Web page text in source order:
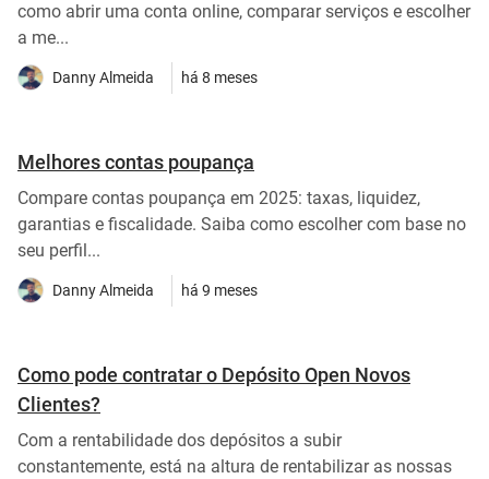
como abrir uma conta online, comparar serviços e escolher
a me...
Danny Almeida há 8 meses
Melhores contas poupança
Compare contas poupança em 2025: taxas, liquidez,
garantias e fiscalidade. Saiba como escolher com base no
seu perfil...
Danny Almeida há 9 meses
Como pode contratar o Depósito Open Novos
Clientes?
Com a rentabilidade dos depósitos a subir
constantemente, está na altura de rentabilizar as nossas